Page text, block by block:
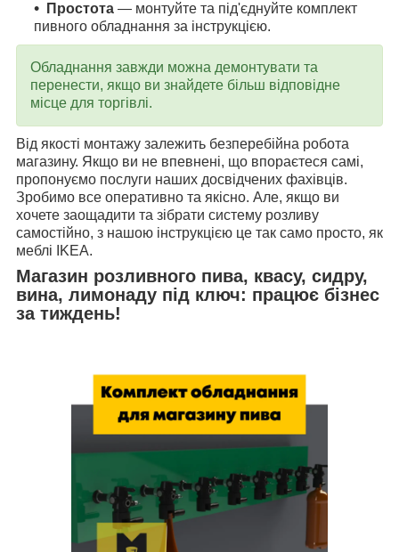
Простота — монтуйте та під'єднуйте комплект
пивного обладнання за інструкцією.
Обладнання завжди можна демонтувати та
перенести, якщо ви знайдете більш відповідне
місце для торгівлі.
Від якості монтажу залежить безперебійна робота
магазину. Якщо ви не впевнені, що впораєтеся самі,
пропонуємо послуги наших досвідчених фахівців.
Зробимо все оперативно та якісно. Але, якщо ви
хочете заощадити та зібрати систему розливу
самостійно, з нашою інструкцією це так само просто, як
меблі IKEA.
Магазин розливного пива, квасу, сидру,
вина, лимонаду під ключ: працює бізнес
за тиждень!